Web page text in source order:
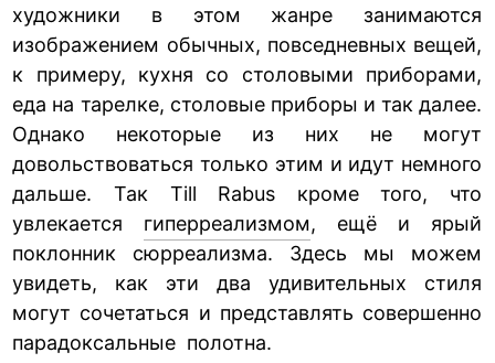
художники в этом жанре занимаются
изображением обычных, повседневных вещей,
к примеру, кухня со столовыми приборами,
еда на тарелке, столовые приборы и так далее.
Однако некоторые из них не могут
довольствоваться только этим и идут немного
дальше. Так Till Rabus кроме того, что
увлекается гиперреализмом, ещё и ярый
поклонник сюрреализма. Здесь мы можем
увидеть, как эти два удивительных стиля
могут сочетаться и представлять совершенно
парадоксальные полотна.